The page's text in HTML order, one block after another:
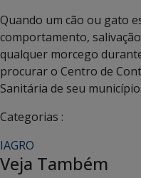
Quando um cão ou gato
comportamento,
qualquer morcego
procurar o Centro de
Sanitária de seu município.
Categorias :
IAGRO
Veja Também